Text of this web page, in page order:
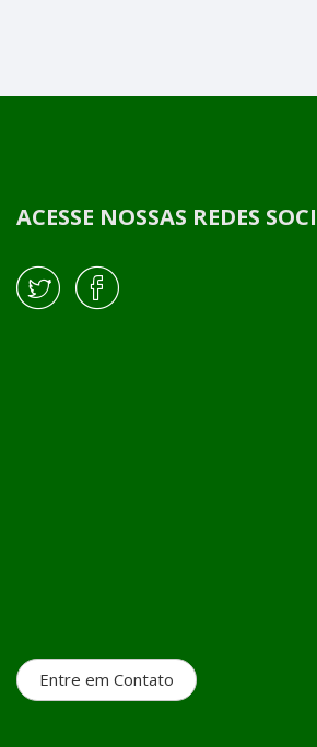
ACESSE NOSSAS REDES
Entre em Contato